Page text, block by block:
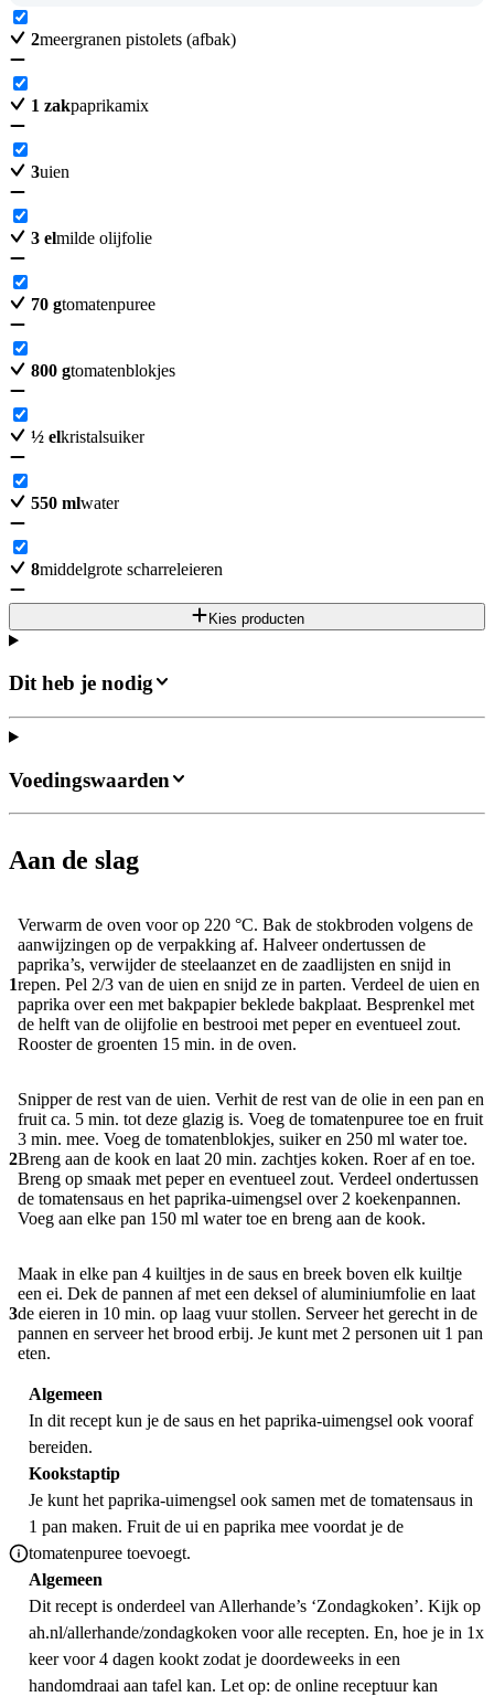
2meergranen pistolets (afbak)
1 zakpaprikamix
3uien
3 elmilde olijfolie
70 gtomatenpuree
800 gtomatenblokjes
½ elkristalsuiker
550 mlwater
8middelgrote scharreleieren
Kies producten
Dit heb je nodig
Aan de slag
1
Verwarm de oven voor op 220 °C. Bak de stokbroden volgens de
aanwijzingen op de verpakking af. Halveer ondertussen de
paprika’s, verwijder de steelaanzet en de zaadlijsten en snijd in
repen. Pel 2/3 van de uien en snijd ze in parten. Verdeel de uien en
paprika over een met bakpapier beklede bakplaat. Besprenkel met
de helft van de olijfolie en bestrooi met peper en eventueel zout.
Rooster de groenten 15 min. in de oven.
2
Snipper de rest van de uien. Verhit de rest van de olie in een pan en
fruit ca. 5 min. tot deze glazig is. Voeg de tomatenpuree toe en fruit
3 min. mee. Voeg de tomatenblokjes, suiker en 250 ml water toe.
Breng aan de kook en laat 20 min. zachtjes koken. Roer af en toe.
Breng op smaak met peper en eventueel zout. Verdeel ondertussen
de tomatensaus en het paprika-uimengsel over 2 koekenpannen.
Voeg aan elke pan 150 ml water toe en breng aan de kook.
3
Maak in elke pan 4 kuiltjes in de saus en breek boven elk kuiltje
een ei. Dek de pannen af met een deksel of aluminium­folie en laat
de eieren in 10 min. op laag vuur stollen. Serveer het gerecht in de
pannen en serveer het brood erbij. Je kunt met 2 personen uit 1 pan
eten.
Algemeen
In dit recept kun je de saus en het paprika-uimengsel ook vooraf
bereiden.
Kookstaptip
Je kunt het paprika-uimengsel ook samen met de tomatensaus in
1 pan maken. Fruit de ui en paprika mee voordat je de
tomatenpuree toevoegt.
Algemeen
Dit recept is onderdeel van Allerhande’s ‘Zondagkoken’. Kijk op
ah.nl/allerhande/zondagkoken voor alle recepten. En, hoe je in 1x
keer voor 4 dagen kookt zodat je doordeweeks in een
handomdraai aan tafel kan. Let op: de online receptuur kan
Voedingswaarden